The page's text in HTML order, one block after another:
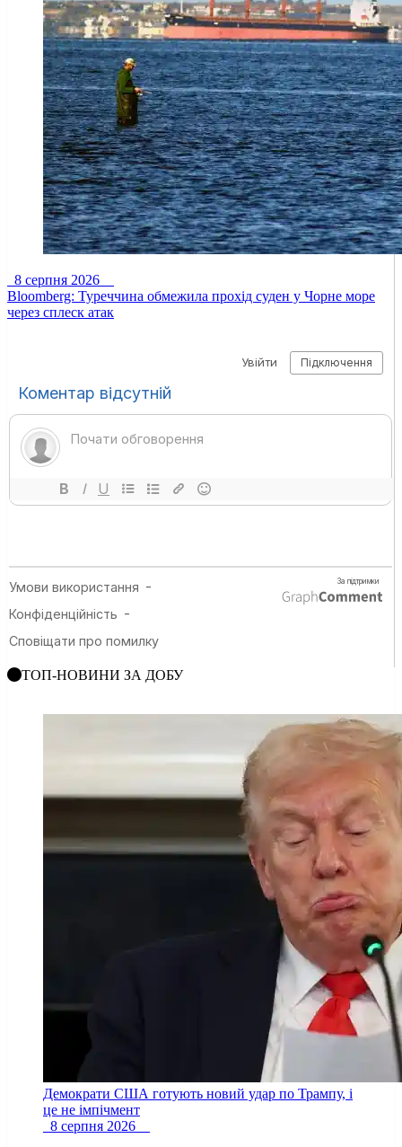
8 серпня 2026
Bloomberg: Туреччина обмежила прохід суден у Чорне море
через сплеск атак
ТОП-НОВИНИ ЗА ДОБУ
Демократи США готують новий удар по Трампу, і
це не імпічмент
8 серпня 2026